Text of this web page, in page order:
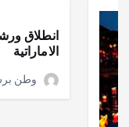
انطلاق
الاماراتية
وطن